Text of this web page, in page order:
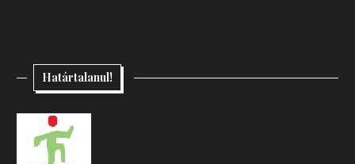
Határtalanul!